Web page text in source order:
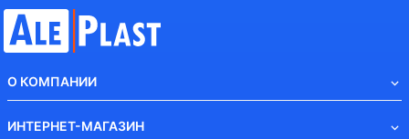
О КОМПАНИИ
ИНТЕРНЕТ-МАГАЗИН